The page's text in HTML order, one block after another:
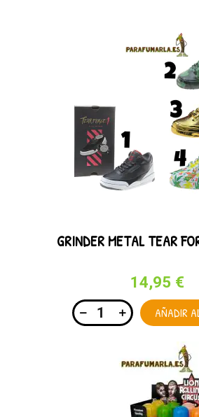
GRINDER METAL TEAR
14,95 €
AÑADIR